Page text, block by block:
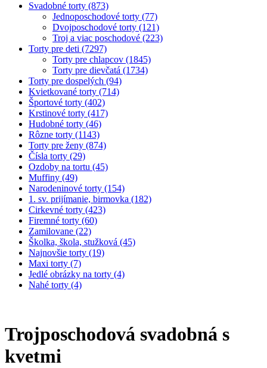
Svadobné torty (873)
Jednoposchodové torty (77)
Dvojposchodové torty (121)
Troj a viac poschodové (223)
Torty pre deti (7297)
Torty pre chlapcov (1845)
Torty pre dievčatá (1734)
Torty pre dospelých (94)
Kvietkované torty (714)
Športové torty (402)
Krstinové torty (417)
Hudobné torty (46)
Rôzne torty (1143)
Torty pre ženy (874)
Čísla torty (29)
Ozdoby na tortu (45)
Muffiny (49)
Narodeninové torty (154)
1. sv. prijímanie, birmovka (182)
Cirkevné torty (423)
Firemné torty (60)
Zamilovane (22)
Školka, škola, stužková (45)
Najnovšie torty (19)
Maxi torty (7)
Jedlé obrázky na torty (4)
Nahé torty (4)
Trojposchodová svadobná s
kvetmi